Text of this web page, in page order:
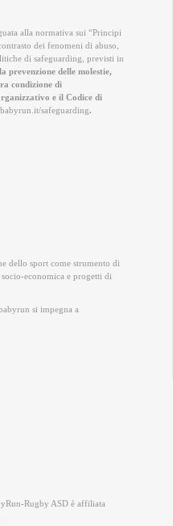
alla normativa sui “Principi
dei fenomeni di abuso,
di safeguarding, previsti in
prevenzione delle molestie,
condizione di
e il Codice di
safeguarding.
dello sport come strumento di
economica e progetti di
si impegna a
Rugby ASD è affiliata